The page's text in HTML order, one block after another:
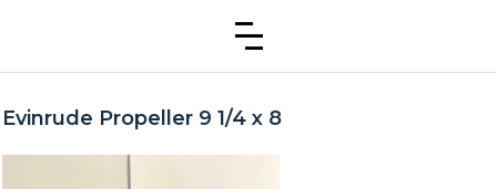
Evinrude Propeller 9 1/4 x 8